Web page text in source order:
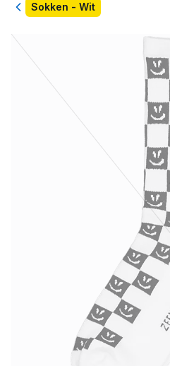
TerugSokken - Wit